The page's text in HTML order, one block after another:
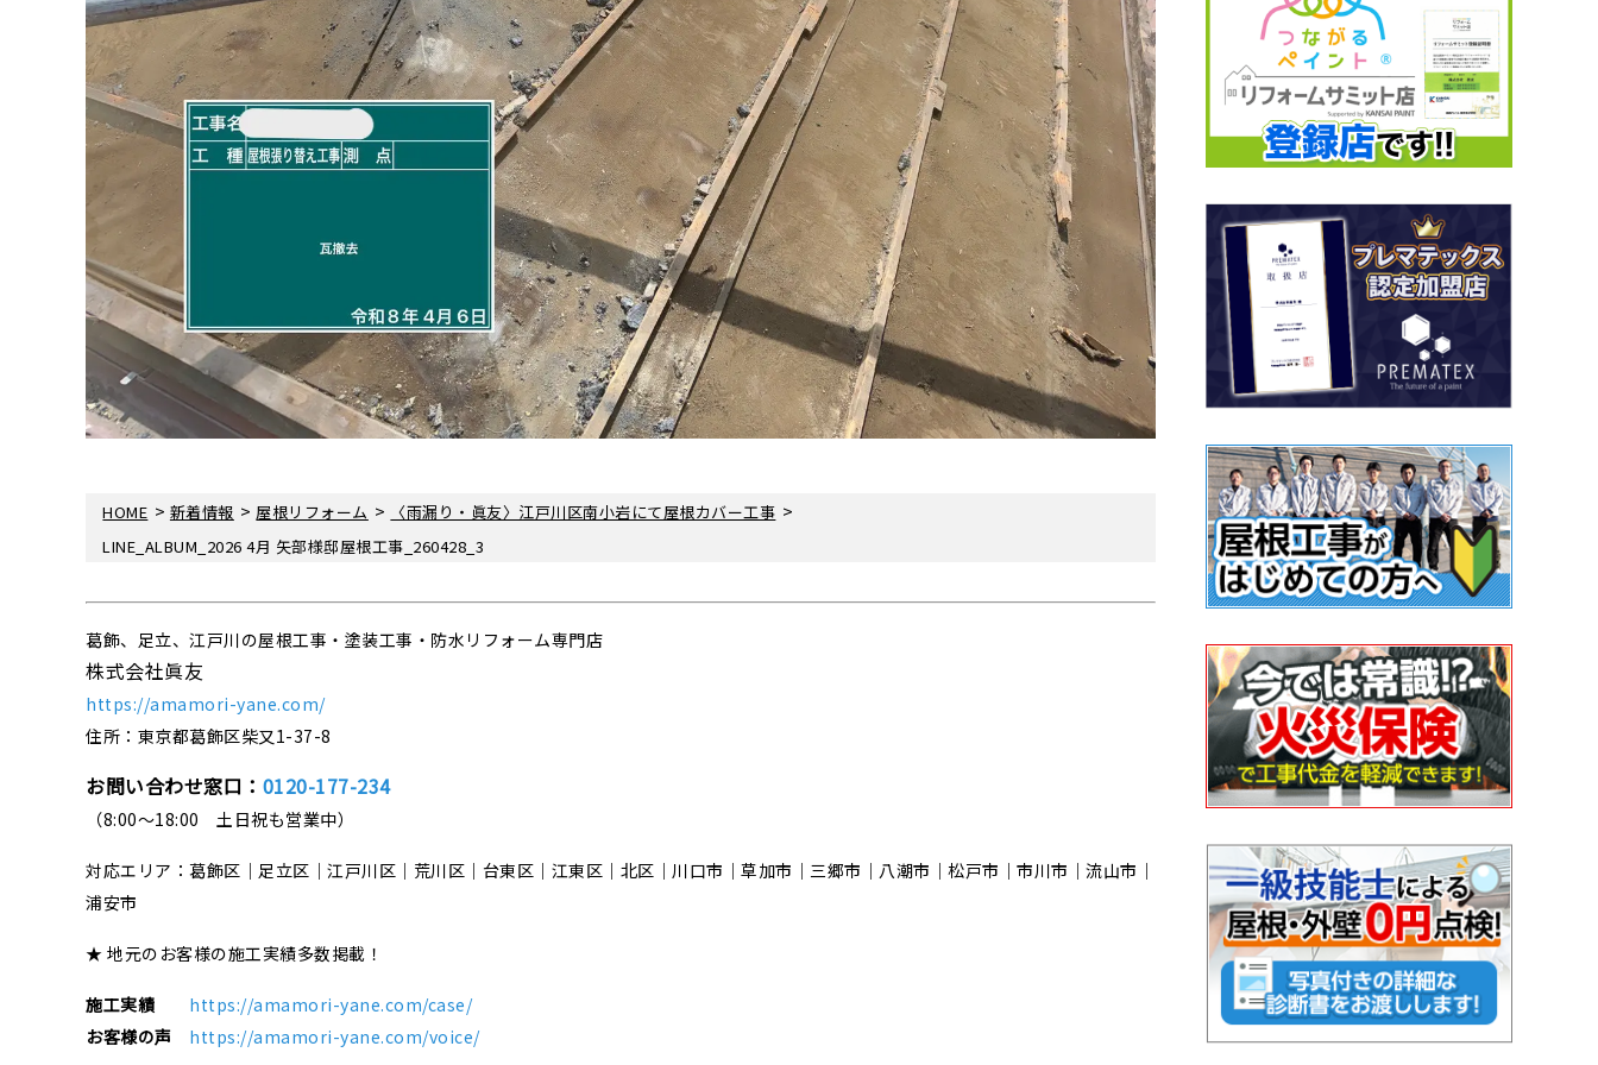
HOME > 新着情報 > 屋根リフォーム > 〈雨漏り・眞友〉江戸川区南小岩にて屋根カバー工事 >
LINE_ALBUM_2026 4月 矢部様邸屋根工事_260428_3
葛飾、足立、江戸川の屋根工事・塗装工事・防水リフォーム専門店
株式会社眞友
https://amamori-yane.com/
住所：東京都葛飾区柴又1-37-8
お問い合わせ窓口： 0120-177-234
（8:00～18:00 土日祝も営業中）
対応エリア：葛飾区｜足立区｜江戸川区｜荒川区｜台東区｜江東区｜北区｜川口市｜草加市｜三郷市｜八潮市｜松⼾市｜市川市｜流⼭市｜
浦安市
★ 地元のお客様の施工実績多数掲載！
施工実績
https://amamori-yane.com/case/
お客様の声
https://amamori-yane.com/voice/